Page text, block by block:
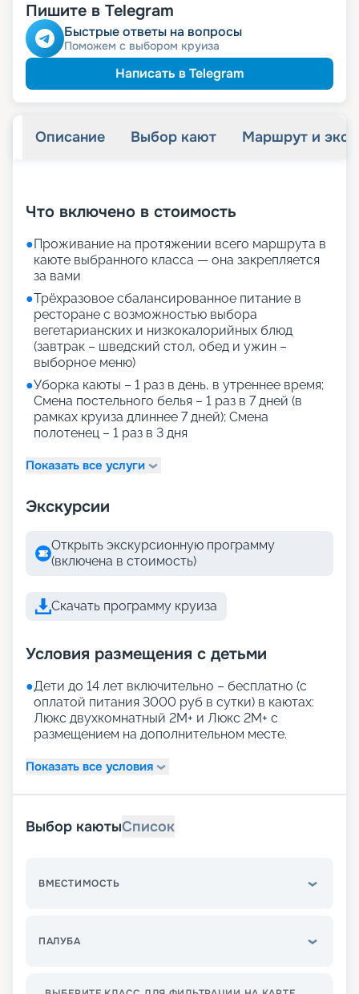
-10% от 110 250 ₽/ турист
Скидкапенсионерам
Скидка сотрудникам силовыхведомств
Скидкаветеранам
Скидка многодетнымсемьям
Пишите в Telegram
Быстрые ответы на вопросы
Поможем с выбором круиза
Написать в Telegram
Описание Выбор кают Маршрут и
Что включено в стоимость
●Проживание на протяжении всего маршрута в
каюте выбранного класса — она закрепляется
за вами
●Трёхразовое сбалансированное питание в
ресторане с возможностью выбора
вегетарианских и низкокалорийных блюд
(завтрак – шведский стол, обед и ужин –
выборное меню)
●Уборка каюты – 1 раз в день, в утреннее время;
Смена постельного белья – 1 раз в 7 дней (в
рамках круиза длиннее 7 дней); Смена
полотенец – 1 раз в 3 дня
Показать все услуги
Экскурсии
Открыть экскурсионную программу
(включена в стоимость)
Скачать программу круиза
Условия размещения с детьми
●Дети до 14 лет включительно – бесплатно (с
оплатой питания 3000 руб в сутки) в каютах:
Люкс двухкомнатный 2М+ и Люкс 2М+ с
размещением на дополнительном месте.
Показать все условия
Выбор каютыСписок
ВМЕСТИМОСТЬ
ПАЛУБА